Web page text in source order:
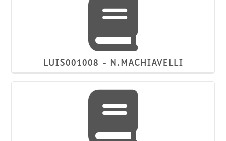
LUIS001008 - N.MACHIAVELLI